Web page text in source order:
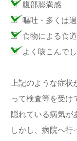
腹部膨満感
嘔吐・多くは
食物による食
よく咳こんで
上記のような症状
って検査等を受け
隠れている病気が
しかし、病院へ行